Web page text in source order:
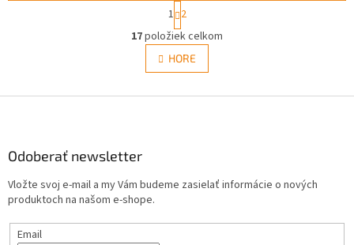
O
v
l
á
r
v
y
S
t
r
á
n
k
v
1 2
17položiek celkom
HORE
Odoberať newsletter
Vložte svoj e-mail a my Vám budeme zasielať informácie o nových
produktoch na našom e-shope.
Email